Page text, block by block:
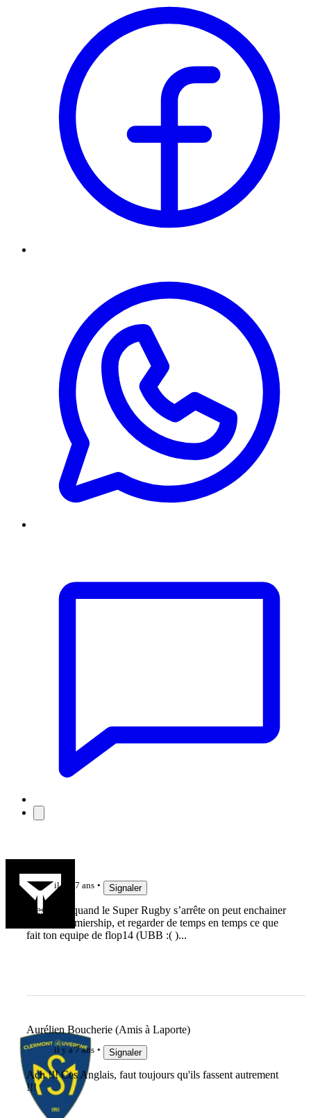
il y a 7 ans Signaler
C'est bien quand le Super Rugby s’arrête on peut enchainer
avec le Premiership, et regarder de temps en temps ce que
fait ton equipe de flop14 (UBB :( )...
Aurélien Boucherie (Amis à Laporte)
il y a 7 ans Signaler
Ach !!! Ces Anglais, faut toujours qu'ils fassent autrement
!!!